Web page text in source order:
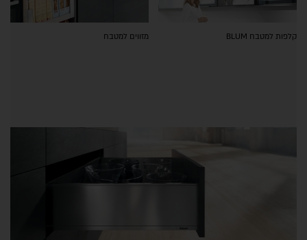
קלפות למטבח BLUM מזווים למטבח